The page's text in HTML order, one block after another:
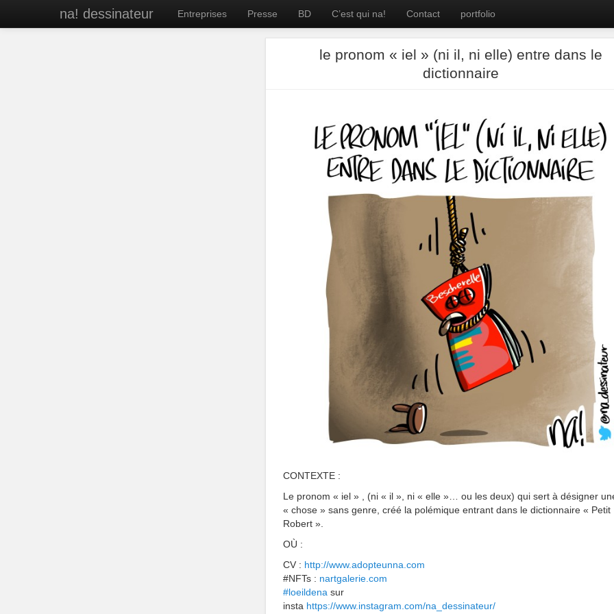
na! dessinateur Entreprises Presse BD C’est qui na! Contact portfolio
le pronom « iel » (ni il, ni elle) entre dans le
dictionnaire
CONTEXTE :
Le pronom « iel » , (ni « il », ni « elle »… ou les deux) qui sert à désigner
« chose » sans genre, créé la polémique entrant dans le dictionnaire « Petit
Robert ».
OÙ :
CV : http://www.adopteunna.com
#NFTs : nartgalerie.com
#loeildena sur
insta https://www.instagram.com/na_dessinateur/